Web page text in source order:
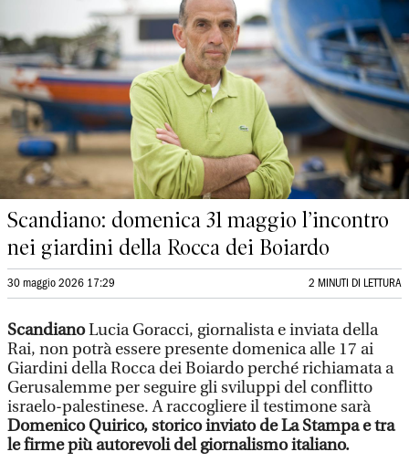
Scandiano: domenica 31 maggio l’incontro
nei giardini della Rocca dei Boiardo
30 maggio 2026 17:29 2 MINUTI DI LETTURA
ScandianoLucia Goracci, giornalista e inviata della
Rai, non potrà essere presente domenica alle 17 ai
Giardini della Rocca dei Boiardo perché richiamata a
Gerusalemme per seguire gli sviluppi del conflitto
israelo-palestinese. A raccogliere il testimone sarà
Domenico Quirico, storico inviato de La Stampa e tra
le firme più autorevoli del giornalismo italiano.